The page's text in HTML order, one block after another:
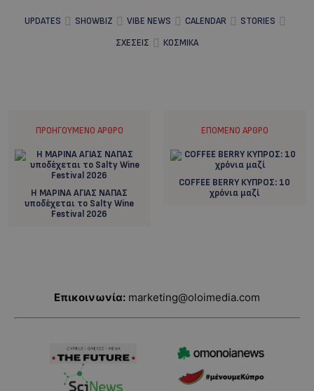
UPDATES SHOWBIZ VIBE NEWS CALENDAR
STORIES
ΣΧΕΣΕΙΣ
ΚΟΣΜΙΚΑ
ΠΡΟΗΓΟΎΜΕΝΟ ΆΡΘΡΟ
Η ΜΑΡΙΝΑ ΑΓΙΑΣ ΝΑΠΑΣ
υποδέχεται το Salty Wine
Festival 2026
ΕΠΌΜΕΝΟ ΆΡΘΡΟ
COFFEE BERRY ΚΥΠΡΟΣ: 10
χρόνια μαζί
Επικοινωνία: marketing@oloimedia.com